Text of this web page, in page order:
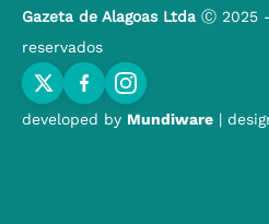
Gazeta de Alagoas Ltda Ⓒ 2025
reservados
developed by Mundiware |